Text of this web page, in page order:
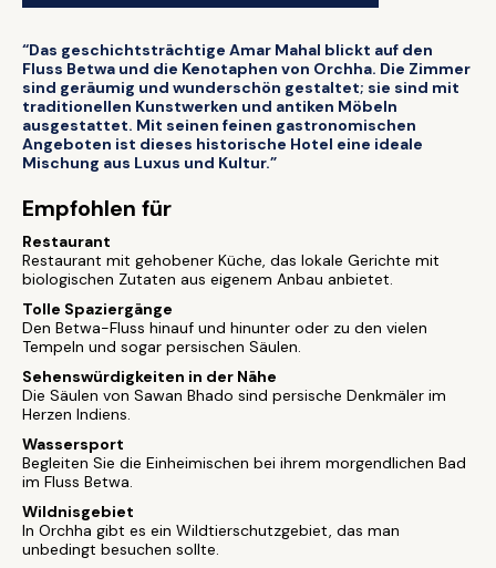
“Das geschichtsträchtige Amar Mahal blickt auf den
Fluss Betwa und die Kenotaphen von Orchha. Die Zimmer
sind geräumig und wunderschön gestaltet; sie sind mit
traditionellen Kunstwerken und antiken Möbeln
ausgestattet. Mit seinen feinen gastronomischen
Angeboten ist dieses historische Hotel eine ideale
Mischung aus Luxus und Kultur.”
Empfohlen für
Restaurant
Restaurant mit gehobener Küche, das lokale Gerichte mit
biologischen Zutaten aus eigenem Anbau anbietet.
Tolle Spaziergänge
Den Betwa-Fluss hinauf und hinunter oder zu den vielen
Tempeln und sogar persischen Säulen.
Sehenswürdigkeiten in der Nähe
Die Säulen von Sawan Bhado sind persische Denkmäler im
Herzen Indiens.
Wassersport
Begleiten Sie die Einheimischen bei ihrem morgendlichen Bad
im Fluss Betwa.
Wildnisgebiet
In Orchha gibt es ein Wildtierschutzgebiet, das man
unbedingt besuchen sollte.